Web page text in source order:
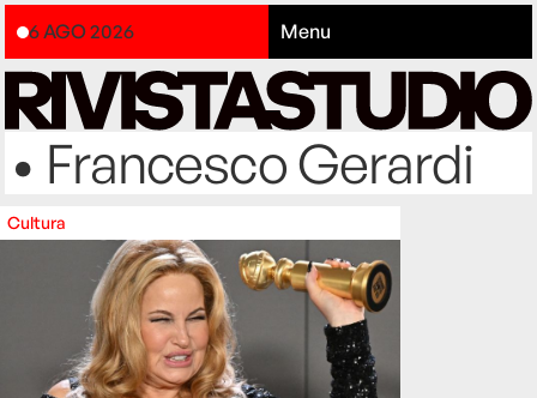
6 AGO 2026 Menu
• Francesco Gerardi
Cultura